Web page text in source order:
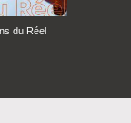
du Réel